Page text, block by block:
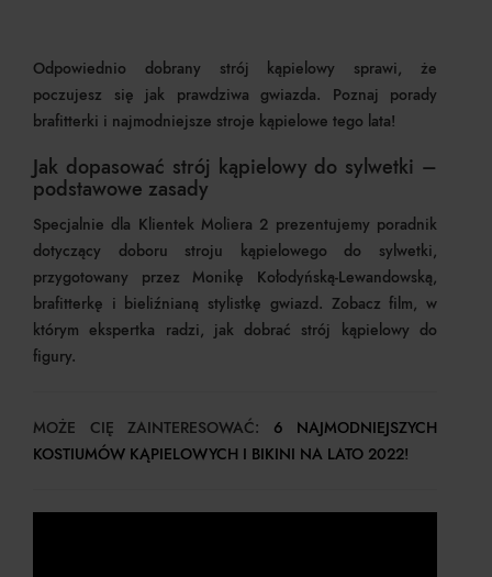
Odpowiednio dobrany strój kąpielowy sprawi, że
poczujesz się jak prawdziwa gwiazda. Poznaj porady
brafitterki i najmodniejsze stroje kąpielowe tego lata!
Jak dopasować strój kąpielowy do sylwetki –
podstawowe zasady
Specjalnie dla Klientek Moliera 2 prezentujemy poradnik
dotyczący doboru stroju kąpielowego do sylwetki,
przygotowany przez Monikę Kołodyńską-Lewandowską,
brafitterkę i bieliźnianą stylistkę gwiazd. Zobacz film, w
którym ekspertka radzi, jak dobrać strój kąpielowy do
figury.
MOŻE CIĘ ZAINTERESOWAĆ: 6 NAJMODNIEJSZYCH
KOSTIUMÓW KĄPIELOWYCH I BIKINI NA LATO 2022!